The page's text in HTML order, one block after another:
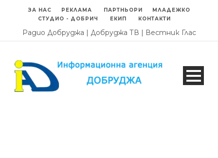
ЗА НАС РЕКЛАМА ПАРТНЬОРИ
МЛАДЕЖКО
СТУДИО - ДОБРИЧ
ЕКИП КОНТАКТИ
Радио Добруджа | Добруджа ТВ | Вестник Глас